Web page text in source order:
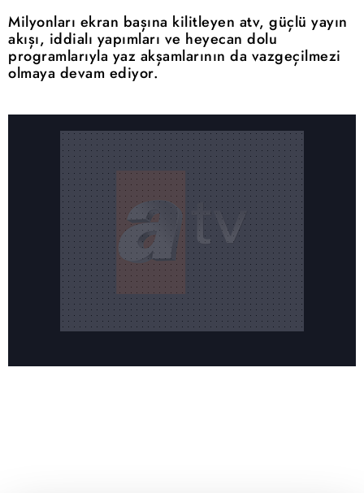
Milyonları ekran başına kilitleyen atv, güçlü yayın
akışı, iddialı yapımları ve heyecan dolu
programlarıyla yaz akşamlarının da vazgeçilmezi
olmaya devam ediyor.